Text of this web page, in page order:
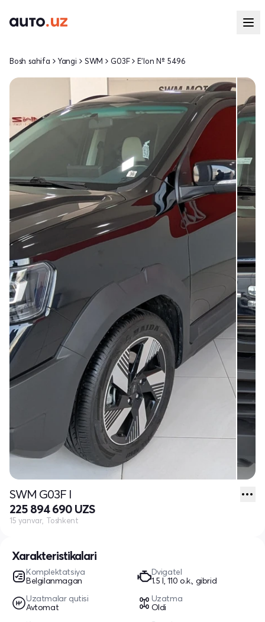
Xarakteristikalari
Komplektatsiya
Belgilanmagan
Dvigatel
1.5 l, 110 o.k., gibrid
Uzatmalar qutisi
Avtomat
Uzatma
Oldi
Bosh sahifa Yangi SWM G03F E'lon № 5496
SWM G03F I
225 894 690 UZS
15 yanvar, Toshkent